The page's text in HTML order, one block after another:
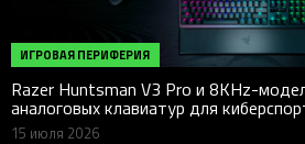
ИГРОВАЯ ПЕРИФЕРИЯ
Razer Huntsman V3 Pro и 8KHz-
аналоговых клавиатур для
15 июля 2026